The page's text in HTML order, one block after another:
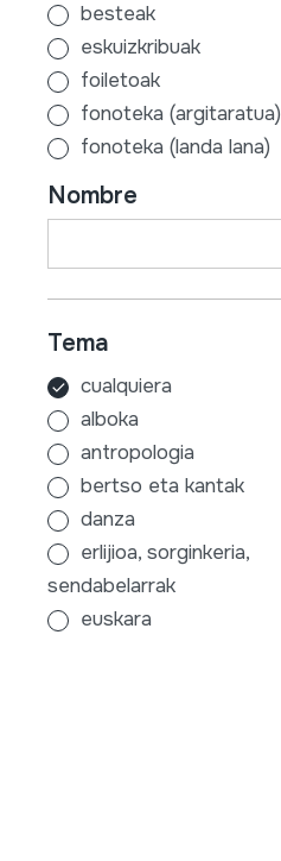
besteak
eskuizkribuak
foiletoak
fonoteka (argitaratua)
fonoteka (landa lana)
gutunak
ikus-entzunezkoak
prentsa-zatiak
Nombre
Tema
cualquiera
alboka
antropologia
bertso eta kantak
danza
erlijioa, sorginkeria,
sendabelarrak
euskara